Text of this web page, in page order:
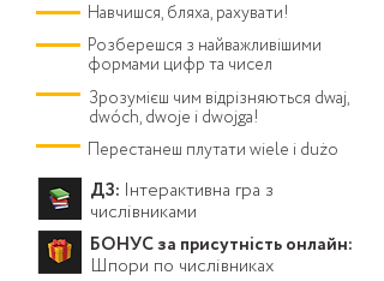
Навчишся, бляха, рахувати!
Розберешся з найважливішими
формами цифр та чисел
Зрозумієш чим відрізняються dwaj,
dwóch, dwoje i dwojga!
Перестанеш плутати wiele i dużo
ДЗ: Інтерактивна гра з
числівниками
БОНУС за присутність онлайн:
Шпори по числівниках